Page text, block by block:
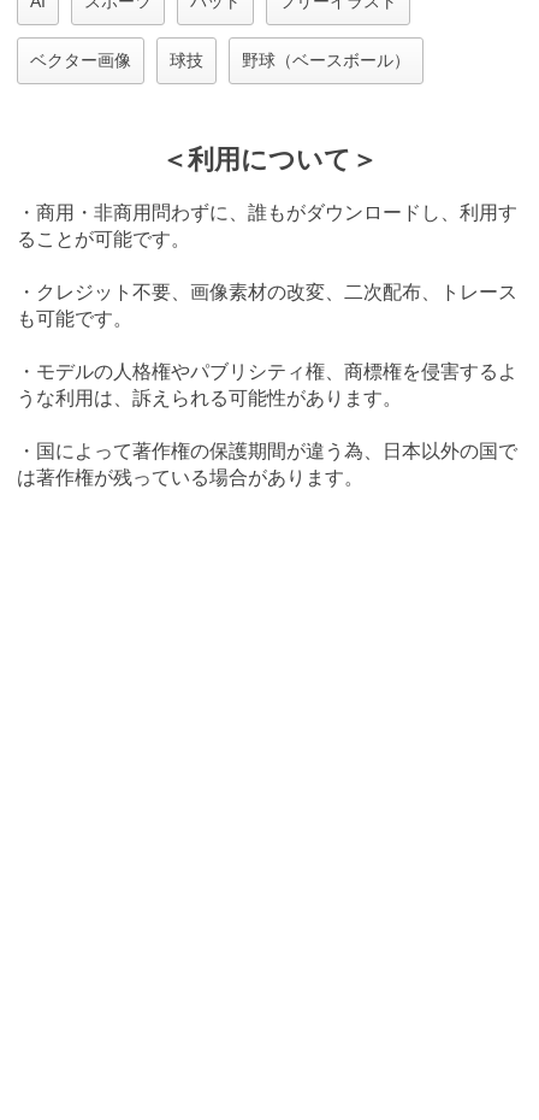
ベクター画像 球技 野球（ベースボール）
＜利用について＞
・商用・非商用問わずに、誰もがダウンロードし、利用す
ることが可能です。
・クレジット不要、画像素材の改変、二次配布、トレース
も可能です。
・モデルの人格権やパブリシティ権、商標権を侵害するよ
うな利用は、訴えられる可能性があります。
・国によって著作権の保護期間が違う為、日本以外の国で
は著作権が残っている場合があります。